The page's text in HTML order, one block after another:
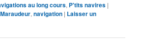
au long cours, P'tits navires |
Maraudeur,navigation | Laisser un